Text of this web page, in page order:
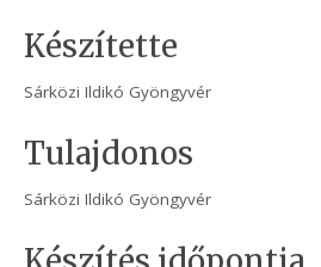
Készítette
Sárközi Ildikó Gyöngyvér
Tulajdonos
Sárközi Ildikó Gyöngyvér